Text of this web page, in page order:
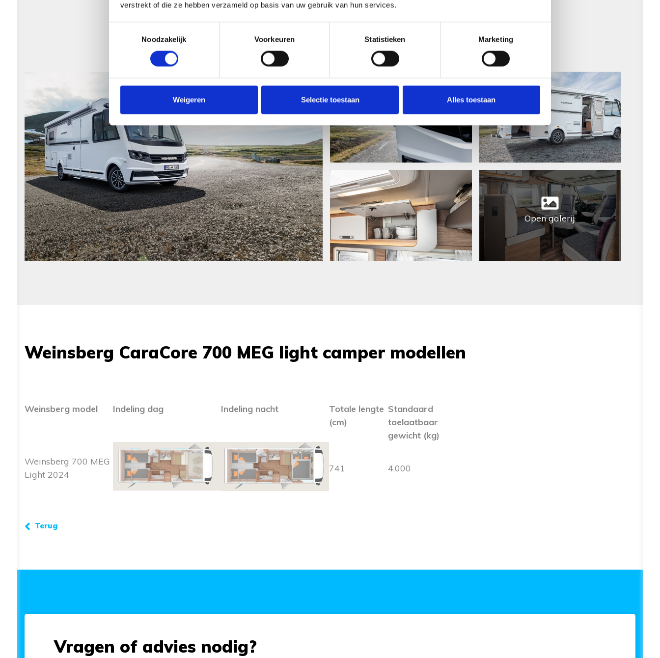
verstrekt of die ze hebben verzameld op basis van uw gebruik van hun services.
Noodzakelijk
Voorkeuren Statistieken Marketing
Weigeren Selectie toestaan Alles toestaan
Ontdek de CaraCore
Open galerij
Weinsberg CaraCore 700 MEG light camper modellen
Weinsberg model Indeling dag Indeling nacht
Totale lengte
(cm)
Standaard
toelaatbaar
gewicht (kg)
Weinsberg 700 MEG
Light 2024
741 4.000
Terug
Vragen of advies nodig?